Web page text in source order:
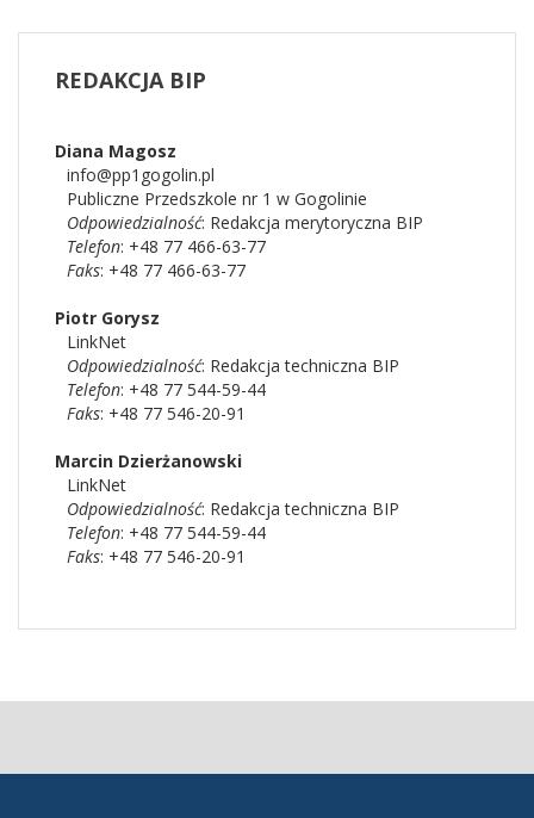
REDAKCJABIP
Diana Magosz
info@pp1gogolin.pl
Publiczne Przedszkole nr 1 w Gogolinie
Odpowiedzialność: Redakcja merytoryczna BIP
Telefon: +48 77 466-63-77
Faks: +48 77 466-63-77
Piotr Gorysz
LinkNet
Odpowiedzialność: Redakcja techniczna BIP
Telefon: +48 77 544-59-44
Faks: +48 77 546-20-91
Marcin Dzierżanowski
LinkNet
Odpowiedzialność: Redakcja techniczna BIP
Telefon: +48 77 544-59-44
Faks: +48 77 546-20-91